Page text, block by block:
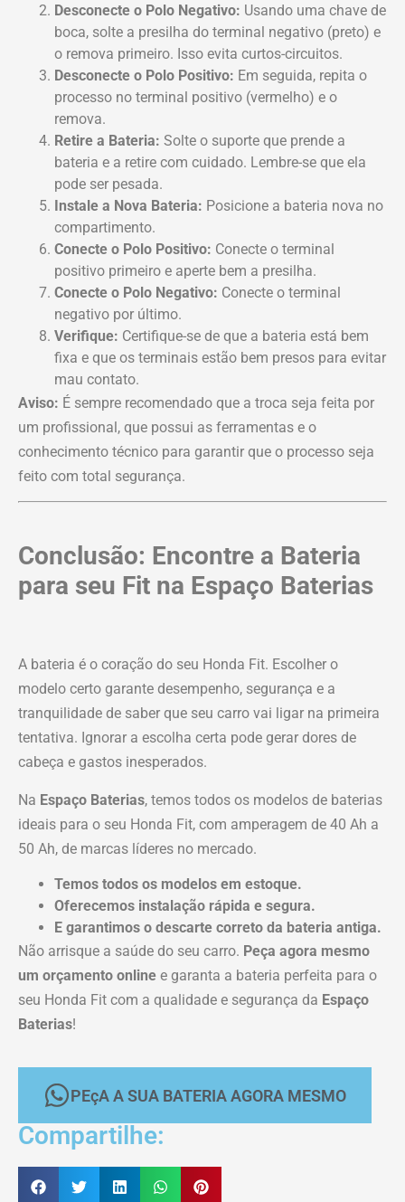
Desconecte o Polo Negativo: Usando uma chave de
boca, solte a presilha do terminal negativo (preto) e
o remova primeiro. Isso evita curtos-circuitos.
Desconecte o Polo Positivo: Em seguida, repita o
processo no terminal positivo (vermelho) e o
remova.
Retire a Bateria: Solte o suporte que prende a
bateria e a retire com cuidado. Lembre-se que ela
pode ser pesada.
Instale a Nova Bateria: Posicione a bateria nova no
compartimento.
Conecte o Polo Positivo: Conecte o terminal
positivo primeiro e aperte bem a presilha.
Conecte o Polo Negativo: Conecte o terminal
negativo por último.
Verifique: Certifique-se de que a bateria está bem
fixa e que os terminais estão bem presos para evitar
mau contato.
Aviso: É sempre recomendado que a troca seja feita por
um profissional, que possui as ferramentas e o
conhecimento técnico para garantir que o processo seja
feito com total segurança.
Conclusão: Encontre a Bateria
para seu Fit na Espaço Baterias
A bateria é o coração do seu Honda Fit. Escolher o
modelo certo garante desempenho, segurança e a
tranquilidade de saber que seu carro vai ligar na primeira
tentativa. Ignorar a escolha certa pode gerar dores de
cabeça e gastos inesperados.
Na Espaço Baterias, temos todos os modelos de baterias
ideais para o seu Honda Fit, com amperagem de 40 Ah a
50 Ah, de marcas líderes no mercado.
Temos todos os modelos em estoque.
Oferecemos instalação rápida e segura.
E garantimos o descarte correto da bateria antiga.
Não arrisque a saúde do seu carro. Peça agora mesmo
um orçamento online e garanta a bateria perfeita para o
seu Honda Fit com a qualidade e segurança da Espaço
Baterias!
PEçA A SUA BATERIA AGORA MESMO
Compartilhe: